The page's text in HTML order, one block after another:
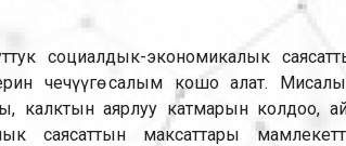
социалдык-экономикалык
чечүүгө салым кошо алат.
аярлуу катмарын колдоо,
саясаттын максаттары